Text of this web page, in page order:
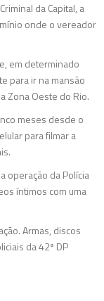
da Capital, a
onde o vereador
em determinado
para ir na mansão
Zona Oeste do Rio.
meses desde o
para filmar a
operação da Polícia
íntimos com uma
Armas, discos
da 42ª DP